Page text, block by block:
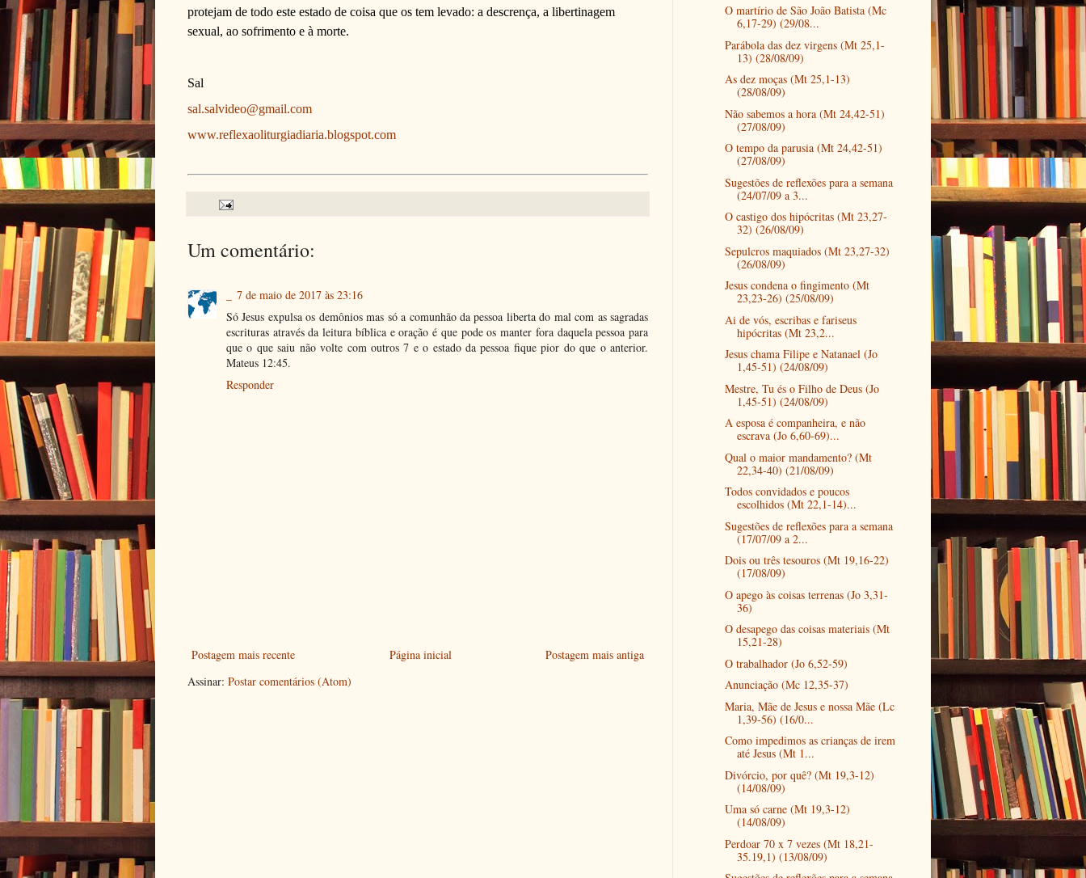
protejam de todo este estado de coisa que os tem levado: a descrença, a libertinagem
sexual, ao sofrimento e à morte.
Sal
sal.salvideo@gmail.com
www.reflexaoliturgiadiaria.blogspot.com
Um comentário:
7 de maio de 2017 às 23:16
Só Jesus expulsa os demônios mas só a comunhão da pessoa liberta do mal com as sagradas
escrituras através da leitura bíblica e oração é que pode os manter fora daquela pessoa para
que o que saiu não volte com outros 7 e o estado da pessoa fique pior do que o anterior.
Mateus 12:45.
Responder
Postagem mais recente Postagem mais antiga
Página inicial
Assinar: Postar comentários (Atom)
O martírio de São João Batista (Mc
6,17-29) (29/08...
Parábola das dez virgens (Mt 25,1-
13) (28/08/09)
As dez moças (Mt 25,1-13)
(28/08/09)
Não sabemos a hora (Mt 24,42-51)
(27/08/09)
O tempo da parusia (Mt 24,42-51)
(27/08/09)
Sugestões de reflexões para a semana
(24/07/09 a 3...
O castigo dos hipócritas (Mt 23,27-
32) (26/08/09)
Sepulcros maquiados (Mt 23,27-32)
(26/08/09)
Jesus condena o fingimento (Mt
23,23-26) (25/08/09)
Ai de vós, escribas e fariseus
hipócritas (Mt 23,2...
Jesus chama Filipe e Natanael (Jo
1,45-51) (24/08/09)
Mestre, Tu és o Filho de Deus (Jo
1,45-51) (24/08/09)
A esposa é companheira, e não
escrava (Jo 6,60-69)...
Qual o maior mandamento? (Mt
22,34-40) (21/08/09)
Todos convidados e poucos
escolhidos (Mt 22,1-14)...
Sugestões de reflexões para a semana
(17/07/09 a 2...
Dois ou três tesouros (Mt 19,16-22)
(17/08/09)
O apego às coisas terrenas (Jo 3,31-
36)
O desapego das coisas materiais (Mt
15,21-28)
O trabalhador (Jo 6,52-59)
Anunciação (Mc 12,35-37)
Maria, Mãe de Jesus e nossa Mãe (Lc
1,39-56) (16/0...
Como impedimos as crianças de irem
até Jesus (Mt 1...
Divórcio, por quê? (Mt 19,3-12)
(14/08/09)
Uma só carne (Mt 19,3-12)
(14/08/09)
Perdoar 70 x 7 vezes (Mt 18,21-
35.19,1) (13/08/09)